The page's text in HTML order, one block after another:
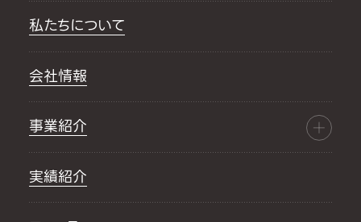
私たちについて
会社情報
事業紹介
実績紹介